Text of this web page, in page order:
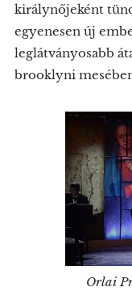
királynőjeként
egyenesen új
leglátványosabb
brooklyni
Orlai